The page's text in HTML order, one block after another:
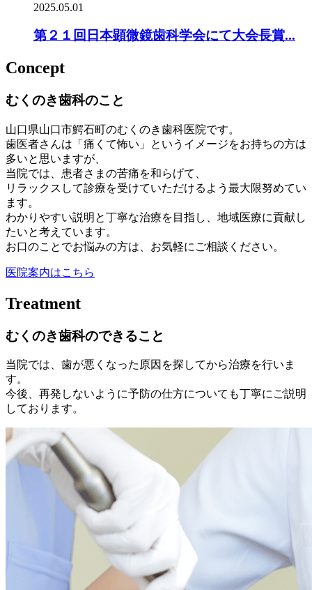
2025.05.01
第２１回日本顕微鏡歯科学会にて大会長賞...
Concept
むくのき歯科のこと
山口県山口市鰐石町のむくのき歯科医院です。
歯医者さんは「痛くて怖い」というイメージをお持ちの方は
多いと思いますが、
当院では、患者さまの苦痛を和らげて、
リラックスして診療を受けていただけるよう最大限努めてい
ます。
わかりやすい説明と丁寧な治療を目指し、地域医療に貢献し
たいと考えています。
お口のことでお悩みの方は、お気軽にご相談ください。
医院案内はこちら
Treatment
むくのき歯科のできること
当院では、歯が悪くなった原因を探してから治療を行いま
す。
今後、再発しないように予防の仕方についても丁寧にご説明
しております。